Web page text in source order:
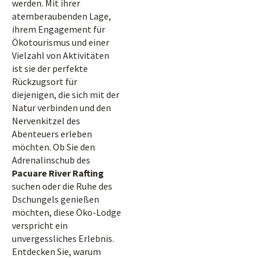
werden. Mit ihrer
atemberaubenden Lage,
ihrem Engagement für
Ökotourismus und einer
Vielzahl von Aktivitäten
ist sie der perfekte
Rückzugsort für
diejenigen, die sich mit der
Natur verbinden und den
Nervenkitzel des
Abenteuers erleben
möchten. Ob Sie den
Adrenalinschub des
Pacuare River Rafting
suchen oder die Ruhe des
Dschungels genießen
möchten, diese Öko-Lodge
verspricht ein
unvergessliches Erlebnis.
Entdecken Sie, warum